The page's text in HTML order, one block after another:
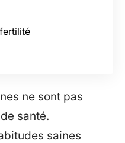
ne sont pas
santé.
saines